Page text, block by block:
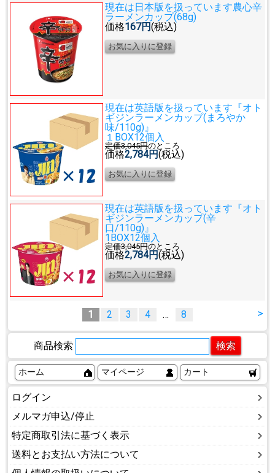
現在は日本版を扱っています農心辛
ラーメンカップ(68g)
価格167円(税込)
現在は英語版を扱っています 『オト
ギジンラーメンカップ(まろやか
味/110g)』
１BOX12個入
定価3,045円のところ
価格2,784円(税込)
現在は英語版を扱っています 『オト
ギジンラーメンカップ(辛
口/110g)』
1BOX12個入
定価3,045円のところ
価格2,784円(税込)
>
1 2 3 4 … 8
商品検索
ホーム マイページ カート
ログイン
メルマガ申込/停止
特定商取引法に基づく表示
送料とお支払い方法について